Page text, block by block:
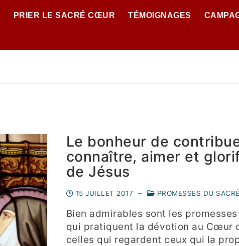
PRIER LE SACRÉ CŒUR TÉMOIGNAGES
Le bonheur de
connaître, aimer et
de Jésus
15 JUILLET 2017 – PROMESSES DU
Bien admirables sont les
qui pratiquent la dévotion au Cœur
celles qui regardent ceux qui la